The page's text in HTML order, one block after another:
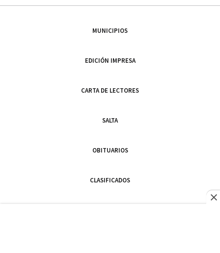
MUNICIPIOS
EDICIÓN IMPRESA
CARTA DE LECTORES
SALTA
OBITUARIOS
CLASIFICADOS